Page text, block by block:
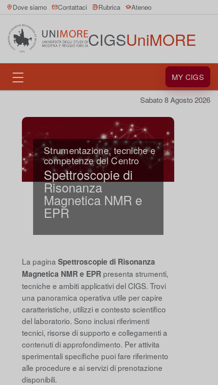
Dove siamo Contattaci Rubrica Ateneo
MY CIGS
Sabato 8 Agosto 2026
Strumentazione, tecniche e
competenze del Centro
Spettroscopie di
Risonanza
Magnetica NMR e
EPR
La paginaSpettroscopie di Risonanza
Magnetica NMR e EPR presenta strumenti,
tecniche e ambiti applicativi del CIGS. Trovi
una panoramica operativa utile per capire
caratteristiche, utilizzi e contesto scientifico
del laboratorio. Sono inclusi riferimenti
tecnici, risorse di supporto e collegamenti a
contenuti di approfondimento. Per attivita
sperimentali specifiche puoi fare riferimento
alle procedure e ai servizi di prenotazione
disponibili.